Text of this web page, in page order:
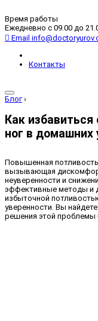
Время работы
Ежедневно с 09.00 до
Email
Контакты
Блог ›
Как
ног в домашних
Повышенная
вызывающая
неуверенности и
эффективные методы и
избыточной
уверенности. Вы
решения этой проблемы